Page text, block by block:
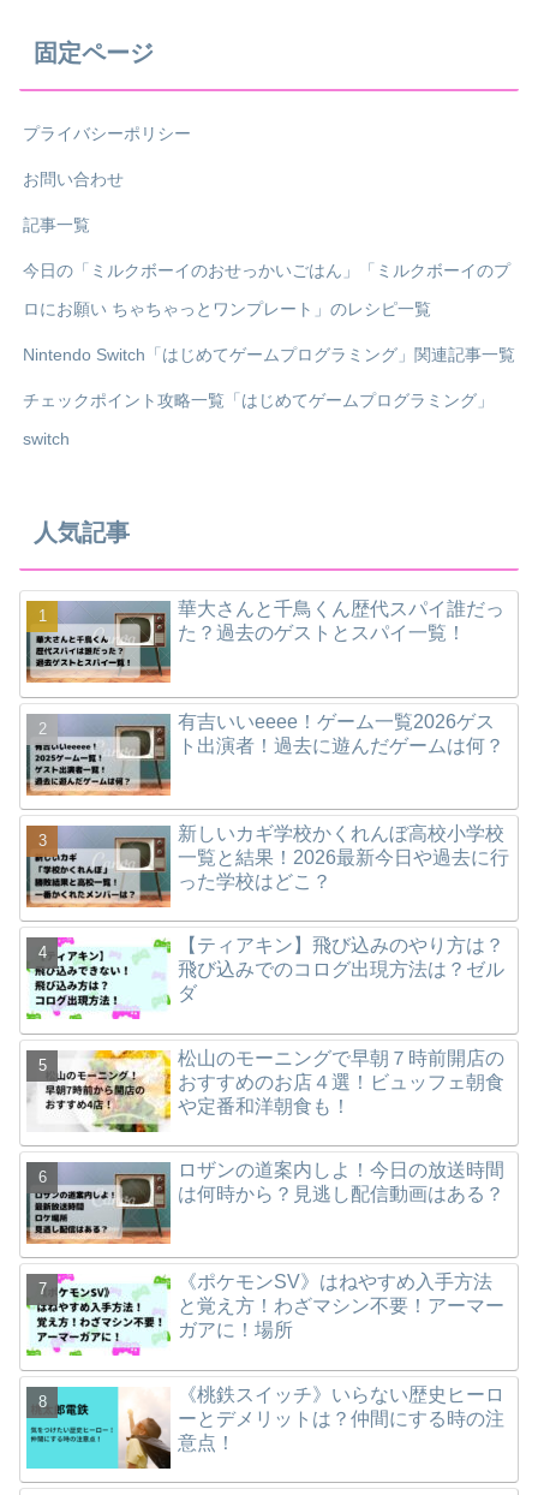
固定ページ
プライバシーポリシー
お問い合わせ
記事一覧
今日の「ミルクボーイのおせっかいごはん」「ミルクボーイのプ
ロにお願い ちゃちゃっとワンプレート」のレシピ一覧
Nintendo Switch「はじめてゲームプログラミング」関連記事一覧
チェックポイント攻略一覧「はじめてゲームプログラミング」
switch
人気記事
華大さんと千鳥くん歴代スパイ誰だっ
た？過去のゲストとスパイ一覧！
有吉いいeeee！ゲーム一覧2026ゲス
ト出演者！過去に遊んだゲームは何？
新しいカギ学校かくれんぼ高校小学校
一覧と結果！2026最新今日や過去に行
った学校はどこ？
【ティアキン】飛び込みのやり方は？
飛び込みでのコログ出現方法は？ゼル
ダ
松山のモーニングで早朝７時前開店の
おすすめのお店４選！ビュッフェ朝食
や定番和洋朝食も！
ロザンの道案内しよ！今日の放送時間
は何時から？見逃し配信動画はある？
《ポケモンSV》はねやすめ入手方法
と覚え方！わざマシン不要！アーマー
ガアに！場所
《桃鉄スイッチ》いらない歴史ヒーロ
ーとデメリットは？仲間にする時の注
意点！